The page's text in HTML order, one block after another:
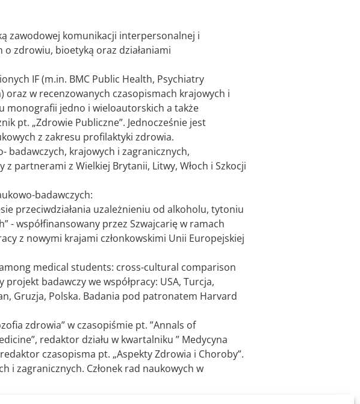
zawodowej komunikacji interpersonalnej i
o zdrowiu, bioetyką oraz działaniami
IF (m.in. BMC Public Health, Psychiatry
oraz w recenzowanych czasopismach krajowych i
monografii jedno i wieloautorskich a także
pt. „Zdrowie Publiczne”. Jednocześnie jest
z zakresu profilaktyki zdrowia.
badawczych, krajowych i zagranicznych,
z partnerami z Wielkiej Brytanii, Litwy, Włoch i Szkocji
badawczych:
przeciwdziałania uzależnieniu od alkoholu, tytoniu
- współfinansowany przez Szwajcarię w ramach
z nowymi krajami członkowskimi Unii Europejskiej
medical students: cross-cultural comparison
badawczy we współpracy: USA, Turcja,
Gruzja, Polska. Badania pod patronatem Harvard
zdrowia” w czasopiśmie pt. ”Annals of
redaktor działu w kwartalniku ” Medycyna
czasopisma pt. „Aspekty Zdrowia i Choroby”.
i zagranicznych. Członek rad naukowych w